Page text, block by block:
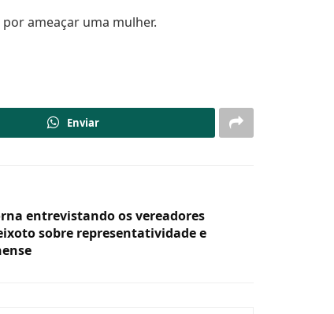
ameaçar uma mulher.
Enviar
entrevistando os vereadores
sobre representatividade e